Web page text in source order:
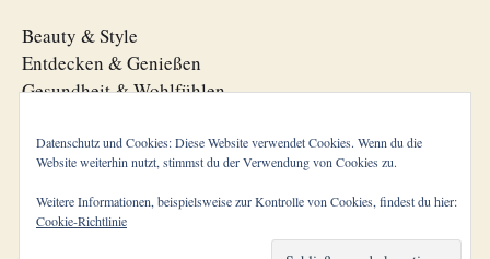
Beauty & Style
Entdecken & Genießen
Gesundheit & Wohlfühlen
Lebensorganisation
Zeitgeist
Datenschutz und Cookies: Diese Website verwendet Cookies. Wenn du die
Website weiterhin nutzt, stimmst du der Verwendung von Cookies zu.
Weitere Informationen, beispielsweise zur Kontrolle von Cookies, findest du hier:
Cookie-Richtlinie